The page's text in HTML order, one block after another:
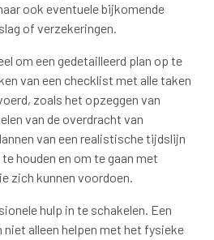
ook eventuele bijkomende
of verzekeringen.
om een gedetailleerd plan op te
van een checklist met alle taken
zoals het opzeggen van
van de overdracht van
van een realistische tijdslijn
houden en om te gaan met
zich kunnen voordoen.
hulp in te schakelen. Een
alleen helpen met het fysieke